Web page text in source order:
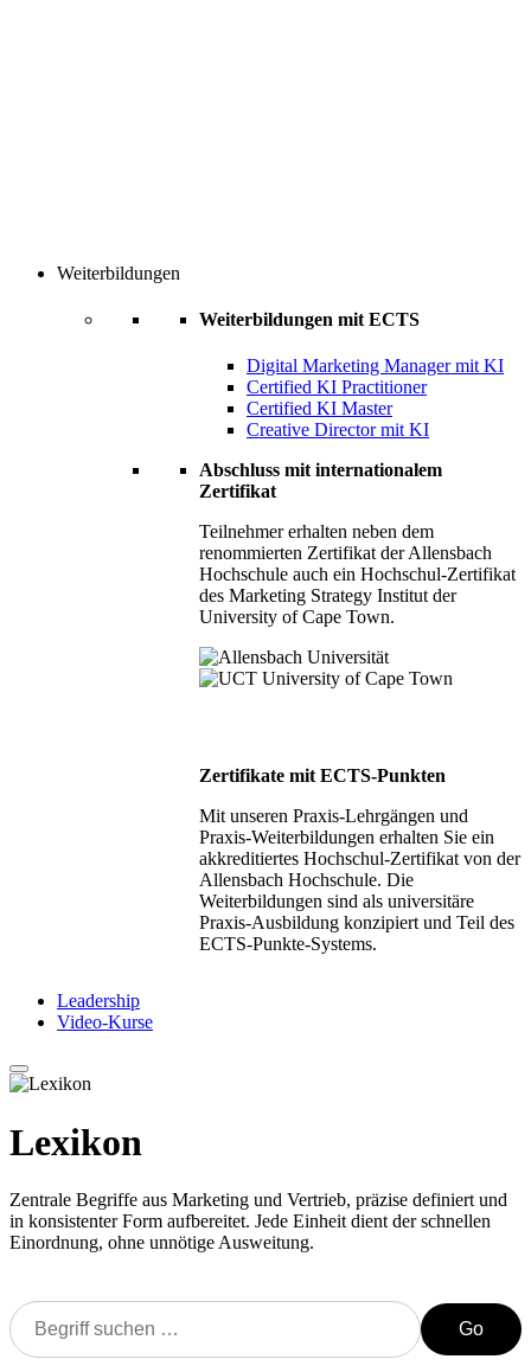
Weiterbildungen
Weiterbildungen mit ECTS
Digital Marketing Manager mit KI
Certified KI Practitioner
Certified KI Master
Creative Director mit KI
Abschluss mit internationalem
Zertifikat
Teilnehmer erhalten neben dem
renommierten Zertifikat der Allensbach
Hochschule auch ein Hochschul-Zertifikat
des Marketing Strategy Institut der
University of Cape Town.
Zertifikate mit ECTS-Punkten
Mit unseren Praxis-Lehrgängen und
Praxis-Weiterbildungen erhalten Sie ein
akkreditiertes Hochschul-Zertifikat von der
Allensbach Hochschule. Die
Weiterbildungen sind als universitäre
Praxis-Ausbildung konzipiert und Teil des
ECTS-Punkte-Systems.
Leadership
Video-Kurse
Lexikon
Zentrale Begriffe aus Marketing und Vertrieb, präzise definiert und
in konsistenter Form aufbereitet. Jede Einheit dient der schnellen
Einordnung, ohne unnötige Ausweitung.
Go